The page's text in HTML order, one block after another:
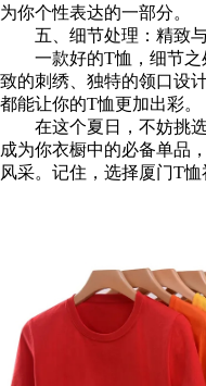
为你个性表达的一部分。
五、细节处理：精致与
一款好的T恤，细节之
致的刺绣、独特的领口设
都能让你的T恤更加出彩。
在这个夏日，不妨挑选
成为你衣橱中的必备单品
风采。记住，选择厦门T恤